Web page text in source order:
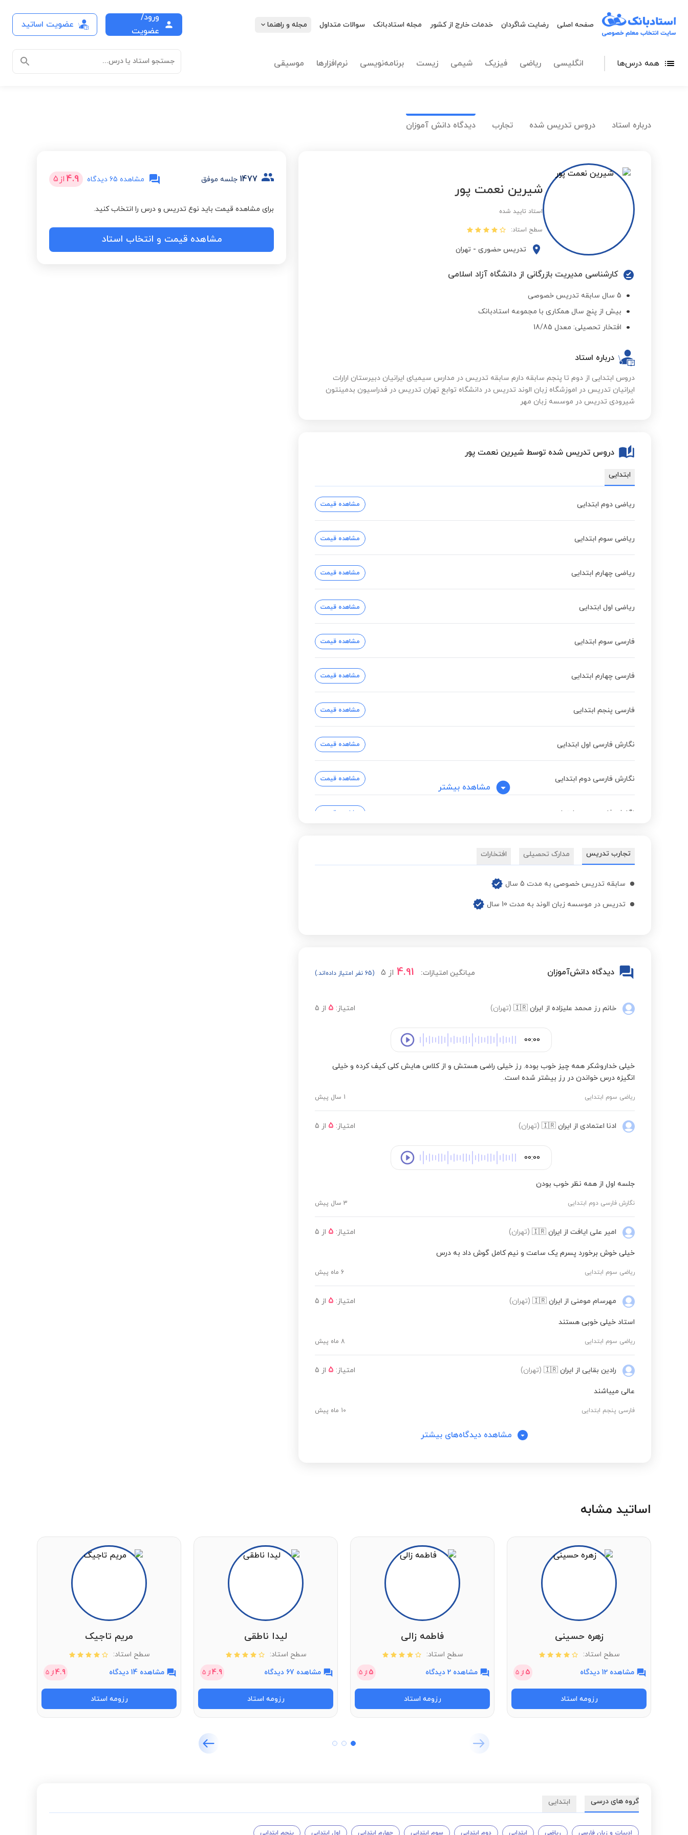
صفحه اصلی رضایت شاگردان خدمات خارج از کشور مجله استادبانک سوالات متداول مجله و راهنما
ورود/
عضویت
عضویت اساتید
همه درس‌ها انگلیسی ریاضی فیزیک شیمی زیست برنامه‌نویسی نرم‌افزارها موسیقی جستجو استاد یا درس...
درباره استاد دروس تدریس شده تجارب دیدگاه دانش آموزان
شیرین نعمت پور
استاد تایید شده
سطح استاد:
تدریس حضوری - تهران
کارشناسی مدیریت بازرگانی از دانشگاه آزاد اسلامی
5 سال سابقه تدریس خصوصی
بیش از پنج سال همکاری با مجموعه استادبانک
افتخار تحصیلی: معدل 18/85
درباره استاد
دروس ابتدایی از دوم تا پنجم سابقه دارم سابقه تدریس در مدارس سیمیای ایرانیان دبیرستان ارارات
ایرانیان تدریس در اموزشگاه زبان الوند تدریس در دانشگاه توابع تهران تدریس در فدراسیون بدمینتون
شیرودی تدریس در موسسه زبان مهر
دروس تدریس شده توسط شیرین نعمت پور
ابتدایی
ریاضی دوم ابتدایی مشاهده قیمت
ریاضی سوم ابتدایی مشاهده قیمت
ریاضی چهارم ابتدایی مشاهده قیمت
ریاضی اول ابتدایی مشاهده قیمت
فارسی سوم ابتدایی مشاهده قیمت
فارسی چهارم ابتدایی مشاهده قیمت
فارسی پنجم ابتدایی مشاهده قیمت
نگارش فارسی اول ابتدایی مشاهده قیمت
نگارش فارسی دوم ابتدایی مشاهده قیمت
نگارش فارسی سوم ابتدایی مشاهده قیمت
علوم تجربی اول ابتدایی
مشاهده بیشتر
تجارب تدریس مدارک تحصیلی افتخارات
سابقه تدریس خصوصی به مدت 5 سال
تدریس در موسسه زبان الوند به مدت 10 سال
دیدگاه دانش‌آموزان میانگین امتیازات: 4.91 از 5 (65 نفر امتیاز داده‌اند.)
خانم رز محمد علیزاده از ایران 🇮🇷 (تهران) امتیاز: 5 از 5
00:00
خیلی خداروشکر همه چیز خوب بوده. رز خیلی راضی هستش و از کلاس هایش کلی کیف کرده و خیلی
انگیزه درس خواندن در رز بیشتر شده است.
ریاضی سوم ابتدایی 1 سال پیش
ادنا اعتمادی از ایران 🇮🇷 (تهران) امتیاز: 5 از 5
00:00
جلسه اول از همه نظر خوب بودن
نگارش فارسی دوم ابتدایی 3 سال پیش
امیر علی ایافت از ایران 🇮🇷 (تهران) امتیاز: 5 از 5
خیلی خوش برخورد پسرم یک ساعت و نیم کامل گوش داد به درس
ریاضی سوم ابتدایی 6 ماه پیش
مهرسام مومنی از ایران 🇮🇷 (تهران) امتیاز: 5 از 5
استاد خیلی خوبی هستند
ریاضی سوم ابتدایی 8 ماه پیش
رادین بقایی از ایران 🇮🇷 (تهران) امتیاز: 5 از 5
عالی میباشند
فارسی پنجم ابتدایی 10 ماه پیش
مشاهده دیدگاه‌های بیشتر
1477 جلسه موفق مشاهده 65 دیدگاه 4.9 از 5
برای مشاهده قیمت باید نوع تدریس و درس را انتخاب کنید.
مشاهده قیمت و انتخاب استاد
اساتید مشابه
زهره حسینی
سطح استاد:
مشاهده 12 دیدگاه
5 از 5
رزومه استاد
فاطمه زالی
سطح استاد:
مشاهده 2 دیدگاه
5 از 5
رزومه استاد
لیدا ناطقی
سطح استاد:
مشاهده 67 دیدگاه
4.9از 5
رزومه استاد
مریم تاجیک
سطح استاد:
مشاهده 14 دیدگاه
4.9از 5
رزومه استاد
گروه های درسی ابتدایی
ادبیات و زبان فارسی ریاضی ابتدایی دوم ابتدایی سوم ابتدایی چهارم ابتدایی اول ابتدایی پنجم ابتدایی